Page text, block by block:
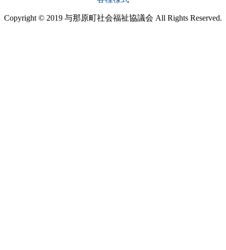
Copyright © 2019 与那原町社会福祉協議会 All Rights Reserved.